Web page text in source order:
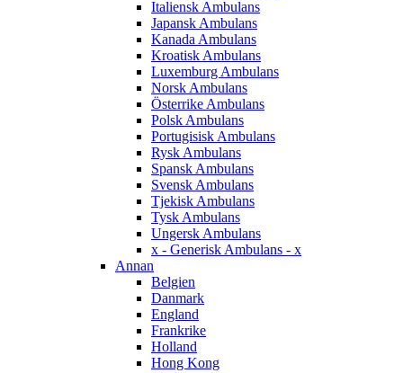
Italiensk Ambulans
Japansk Ambulans
Kanada Ambulans
Kroatisk Ambulans
Luxemburg Ambulans
Norsk Ambulans
Österrike Ambulans
Polsk Ambulans
Portugisisk Ambulans
Rysk Ambulans
Spansk Ambulans
Svensk Ambulans
Tjekisk Ambulans
Tysk Ambulans
Ungersk Ambulans
x - Generisk Ambulans - x
Annan
Belgien
Danmark
England
Frankrike
Holland
Hong Kong